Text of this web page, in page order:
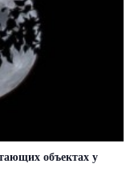
объектах у